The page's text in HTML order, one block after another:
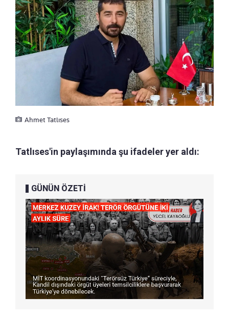
Ahmet Tatlıses
Tatlıses'in paylaşımında şu ifadeler yer aldı:
GÜNÜN ÖZETİ